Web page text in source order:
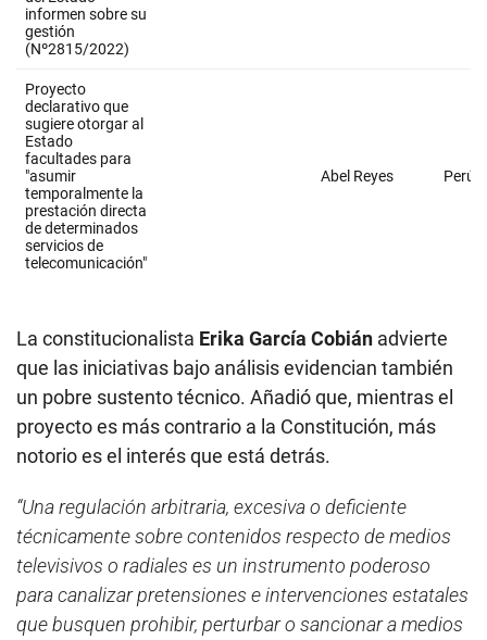
La constitucionalista Erika García Cobián advierte
que las iniciativas bajo análisis evidencian también
un pobre sustento técnico. Añadió que, mientras el
proyecto es más contrario a la Constitución, más
notorio es el interés que está detrás.
“Una regulación arbitraria, excesiva o deficiente
técnicamente sobre contenidos respecto de medios
televisivos o radiales es un instrumento poderoso
para canalizar pretensiones e intervenciones estatales
que busquen prohibir, perturbar o sancionar a medios